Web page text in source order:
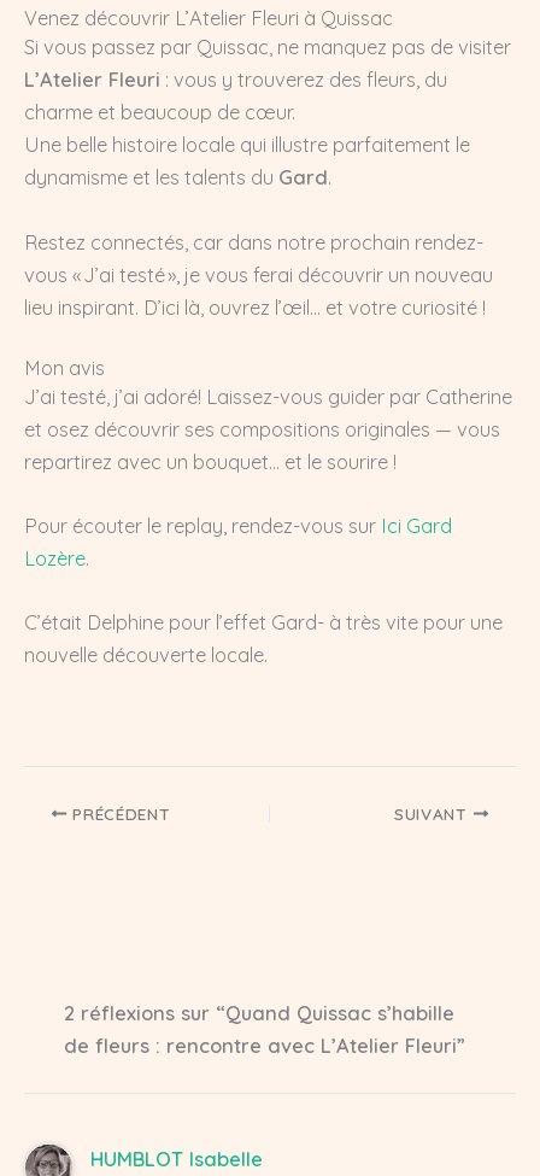
Venez découvrir L’Atelier Fleuri à Quissac
Si vous passez par Quissac, ne manquez pas de visiter
L’Atelier Fleuri : vous y trouverez des fleurs, du
charme et beaucoup de cœur.
Une belle histoire locale qui illustre parfaitement le
dynamisme et les talents du Gard.
Restez connectés, car dans notre prochain rendez-
vous « J’ai testé », je vous ferai découvrir un nouveau
lieu inspirant. D’ici là, ouvrez l’œil… et votre curiosité !
Mon avis
J’ai testé, j’ai adoré! Laissez-vous guider par Catherine
et osez découvrir ses compositions originales — vous
repartirez avec un bouquet… et le sourire !
Pour écouter le replay, rendez-vous sur Ici Gard
Lozère.
C’était Delphine pour l’effet Gard- à très vite pour une
nouvelle découverte locale.
PRÉCÉDENT SUIVANT
2 réflexions sur “Quand Quissac s’habille
de fleurs : rencontre avec L’Atelier Fleuri”
HUMBLOT Isabelle